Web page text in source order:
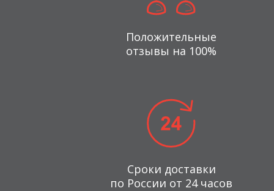
Положительные
отзывы на 100%
Сроки доставки
по России от 24 часов